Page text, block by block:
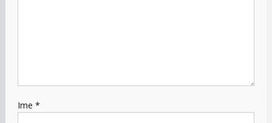
Ime *